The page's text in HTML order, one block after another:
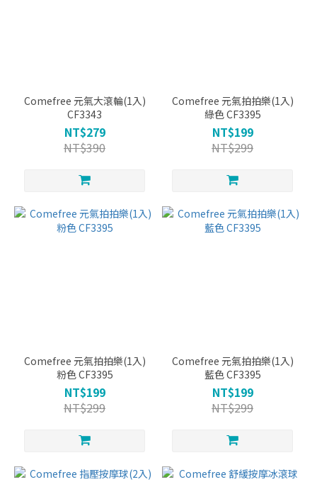
Comefree 元氣大滾輪(1入)
CF3343
NT$279
NT$390
Comefree 元氣拍拍樂(1入)
綠色 CF3395
NT$199
NT$299
Comefree 元氣拍拍樂(1入)
粉色 CF3395
NT$199
NT$299
Comefree 元氣拍拍樂(1入)
藍色 CF3395
NT$199
NT$299